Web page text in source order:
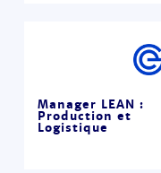
Manager LEAN :
Production et
Logistique